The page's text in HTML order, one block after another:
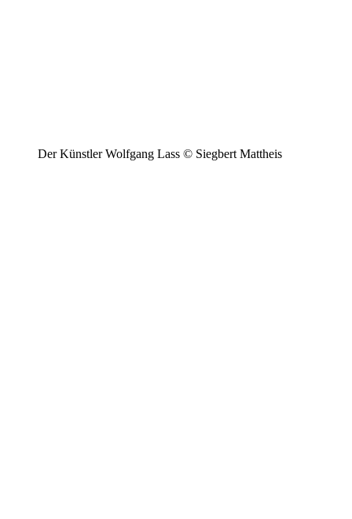
Der Künstler Wolfgang Lass © Siegbert Mattheis